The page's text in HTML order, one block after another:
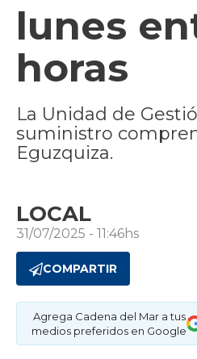
lunes
horas
La Unidad de
suministro
Eguzquiza.
LOCAL
31/07/2025 - 11:46hs
COMPARTIR
Agrega Cadena del Mar a tus
medios preferidos en Google